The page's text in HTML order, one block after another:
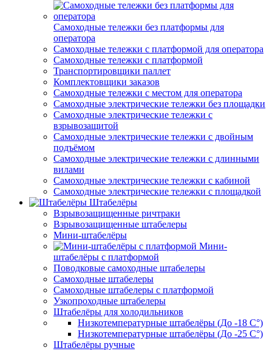
Самоходные тележки без платформы для
оператора
Самоходные тележки с платформой для оператора
Самоходные тележки с платформой
Транспортировщики паллет
Комплектовщики заказов
Самоходные тележки с местом для оператора
Самоходные электрические тележки без площадки
Самоходные электрические тележки с
взрывозащитой
Самоходные электрические тележки с двойным
подъёмом
Самоходные электрические тележки с длинными
вилами
Самоходные электрические тележки с кабиной
Самоходные электрические тележки с площадкой
Штабелёры
Взрывозащищенные ричтраки
Взрывозащищенные штабелеры
Мини-штабелёры
Мини-
штабелёры с платформой
Поводковые самоходные штабелеры
Самоходные штабелеры
Самоходные штабелеры с платформой
Узкопроходные штабелеры
Штабелёры для холодильников
Низкотемпературные штабелёры (До -18 C°)
Низкотемпературные штабелёры (До -25 C°)
Штабелёры ручные